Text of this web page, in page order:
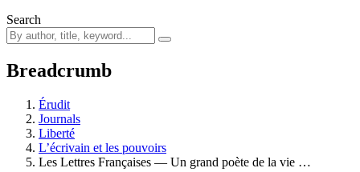
Search
Breadcrumb
Érudit
Journals
Liberté
L’écrivain et les pouvoirs
Les Lettres Françaises — Un grand poète de la vie …